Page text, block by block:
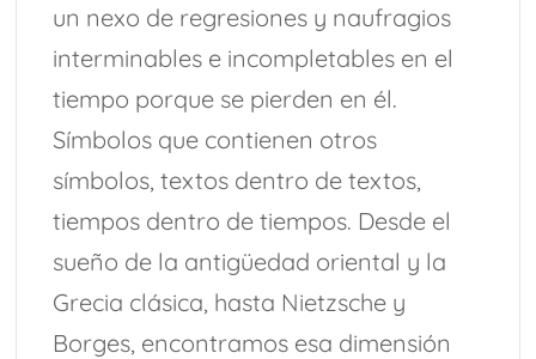
un nexo de regresiones y naufragios
interminables e incompletables en el
tiempo porque se pierden en él.
Símbolos que contienen otros
símbolos, textos dentro de textos,
tiempos dentro de tiempos. Desde el
sueño de la antigüedad oriental y la
Grecia clásica, hasta Nietzsche y
Borges, encontramos esa dimensión